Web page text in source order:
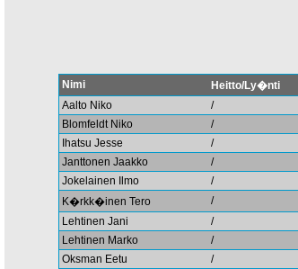
Nimi Heitto/Ly�nti
Aalto Niko
/
Blomfeldt Niko
/
Ihatsu Jesse
/
Janttonen Jaakko
/
Jokelainen Ilmo
/
K�rkk�inen Tero
/
Lehtinen Jani
/
Lehtinen Marko
/
Oksman Eetu
/